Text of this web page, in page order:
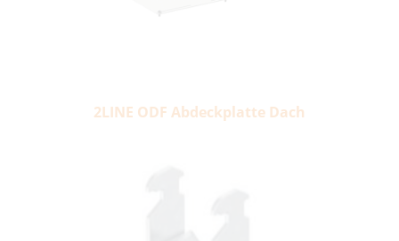
2LINE ODF Abdeckplatte Dach